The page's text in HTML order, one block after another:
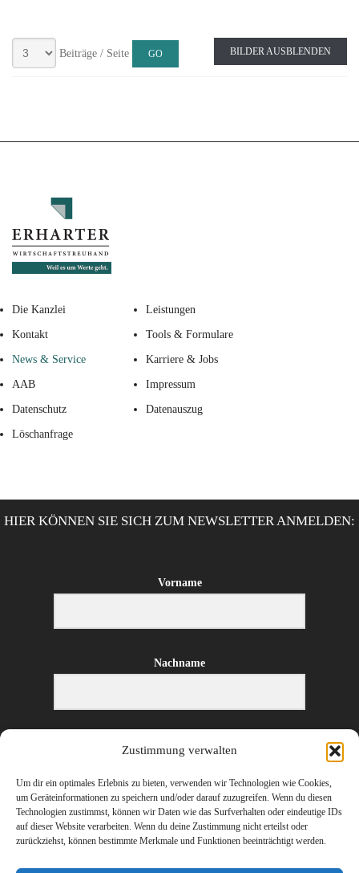
Zustimmung verwalten
Um dir ein optimales Erlebnis zu bieten, verwenden wir Technologien wie Cookies,
um Geräteinformationen zu speichern und/oder darauf zuzugreifen. Wenn du diesen
Technologien zustimmst, können wir Daten wie das Surfverhalten oder eindeutige IDs
auf dieser Website verarbeiten. Wenn du deine Zustimmung nicht erteilst oder
zurückziehst, können bestimmte Merkmale und Funktionen beeinträchtigt werden.
Beiträge / Seite BILDER AUSBLENDEN
Die Kanzlei Leistungen
Kontakt Tools & Formulare
News & Service Karriere & Jobs
AAB Impressum
Datenschutz Datenauszug
Löschanfrage
HIER KÖNNEN SIE SICH ZUM NEWSLETTER ANMELDEN:
Vorname
Nachname
E-Mail-Adresse
ANMELDEN